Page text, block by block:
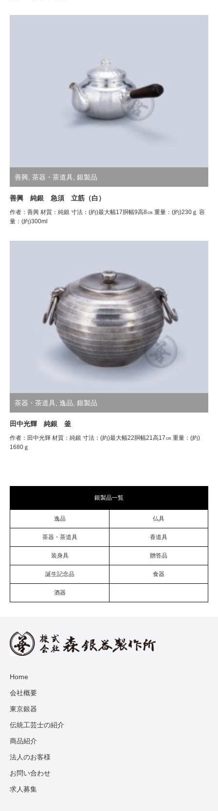
善興 茶器・茶道具 銀製品
善興 純銀 急須 立筋（白）
作者：善興 材質：純銀 寸法：(約)最大幅17胴幅9高8㎝ 重量：(約)230ｇ 容
量：(約)300ml
茶器・茶道具 逸品 銀製品
田中光輝 純銀 釜
作者：田中光輝 材質：純銀 寸法：(約)最大幅22胴幅21高17㎝ 重量：(約)
1680ｇ
銀製品一覧
逸品 仏具
茶器・茶道具 香道具
装身具 贈答品
誕生記念品 食器
酒器
Home
会社概要
東京銀器
伝統工芸士の紹介
商品紹介
法人のお客様
お問い合わせ
求人募集